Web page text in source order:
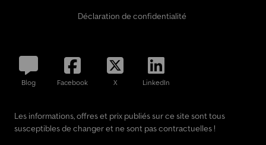
Déclaration de confidentialité
Blog Facebook X LinkedIn
Les informations, offres et prix publiés sur ce site sont tous
susceptibles de changer et ne sont pas contractuelles !